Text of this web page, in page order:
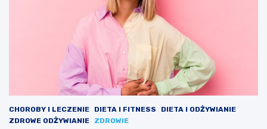
CHOROBY I LECZENIE DIETA I FITNESS
DIETA I ODŻYWIANIE
ZDROWE ODŻYWIANIE
ZDROWIE